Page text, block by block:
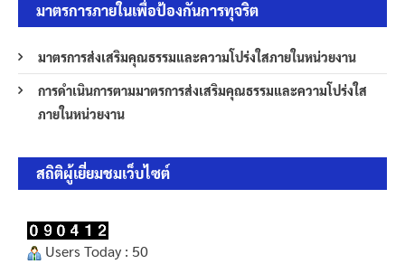
มาตรการภายในเพื่อป้องกันการทุจริต
มาตรการส่งเสริมคุณธรรมและความโปร่งใสภายในหน่วยงาน
การดำเนินการตามมาตรการส่งเสริมคุณธรรมและความโปร่งใส
ภายในหน่วยงาน
สถิติผู้เยี่ยมชมเว็บไซต์
Users Today : 50